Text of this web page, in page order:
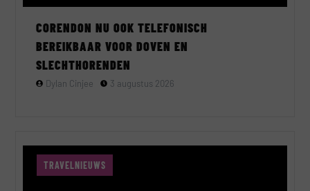
CORENDON NU OOK TELEFONISCH
BEREIKBAAR VOOR DOVEN EN
SLECHTHORENDEN
Dylan Cinjee 3 augustus 2026
TRAVELNIEUWS